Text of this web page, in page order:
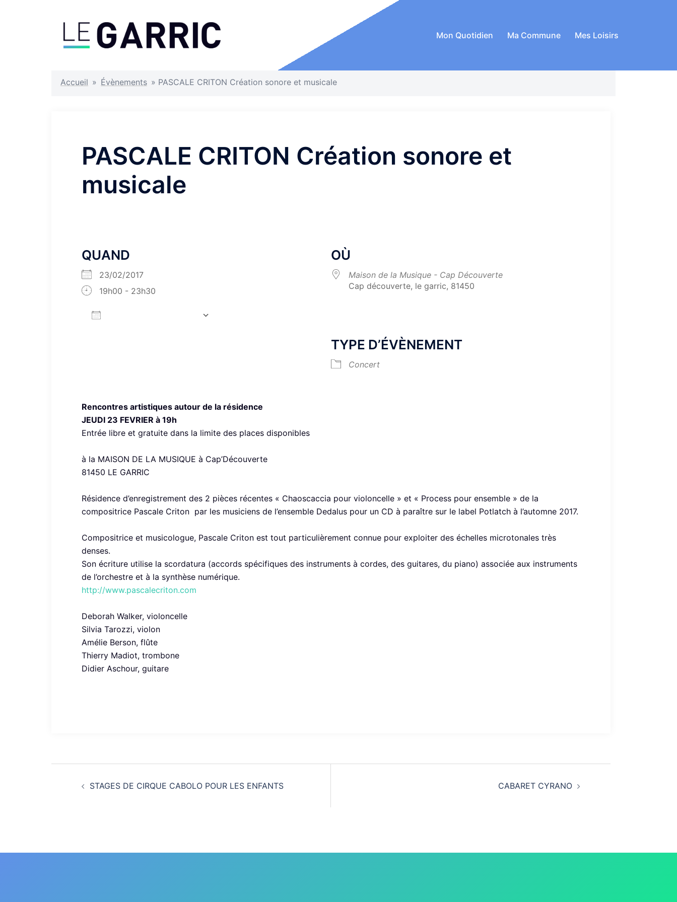
Mon Quotidien Ma Commune Mes Loisirs
Accueil » Évènements » PASCALE CRITON Création sonore et musicale
PASCALE CRITON Création sonore et
musicale
QUAND
23/02/2017
19h00 - 23h30
OÙ
Maison de la Musique - Cap Découverte
Cap découverte, le garric, 81450
TYPE D’ÉVÈNEMENT
Concert
Rencontres artistiques autour de la résidence
JEUDI 23 FEVRIER à 19h
Entrée libre et gratuite dans la limite des places disponibles
à la MAISON DE LA MUSIQUE à Cap’Découverte
81450 LE GARRIC
Résidence d’enregistrement des 2 pièces récentes « Chaoscaccia pour violoncelle » et « Process pour ensemble » de la
compositrice Pascale Criton par les musiciens de l’ensemble Dedalus pour un CD à paraître sur le label Potlatch à l’automne 2017.
Compositrice et musicologue, Pascale Criton est tout particulièrement connue pour exploiter des échelles microtonales très
denses.
Son écriture utilise la scordatura (accords spécifiques des instruments à cordes, des guitares, du piano) associée aux instruments
de l’orchestre et à la synthèse numérique.
http://www.pascalecriton.com
Deborah Walker, violoncelle
Silvia Tarozzi, violon
Amélie Berson, flûte
Thierry Madiot, trombone
Didier Aschour, guitare
Navigation
STAGES DE CIRQUE CABOLO POUR LES ENFANTS CABARET CYRANO